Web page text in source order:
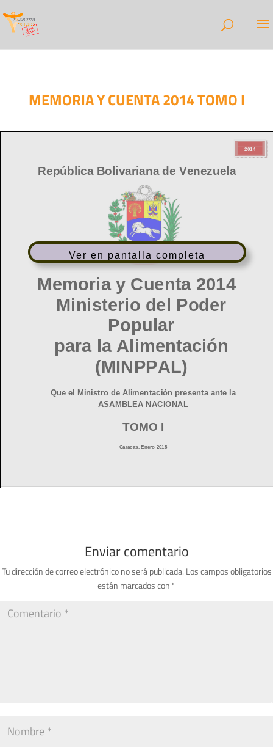
MEMORIA Y CUENTA 2014 TOMO I
Ver en pantalla completa
Enviar comentario
Tu dirección de correo electrónico no será publicada. Los campos obligatorios
están marcados con *